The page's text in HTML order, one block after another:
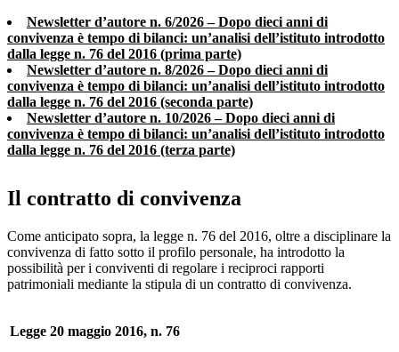
Newsletter d’autore n. 6/2026 – Dopo dieci anni di
convivenza è tempo di bilanci: un’analisi dell’istituto introdotto
dalla legge n. 76 del 2016 (prima parte)
Newsletter d’autore n. 8/2026 – Dopo dieci anni di
convivenza è tempo di bilanci: un’analisi dell’istituto introdotto
dalla legge n. 76 del 2016 (seconda parte)
Newsletter d’autore n. 10/2026 – Dopo dieci anni di
convivenza è tempo di bilanci: un’analisi dell’istituto introdotto
dalla legge n. 76 del 2016 (terza parte)
Il contratto di convivenza
Come anticipato sopra, la legge n. 76 del 2016, oltre a disciplinare la
convivenza di fatto sotto il profilo personale, ha introdotto la
possibilità per i conviventi di regolare i reciproci rapporti
patrimoniali mediante la stipula di un contratto di convivenza.
Legge 20 maggio 2016, n. 76